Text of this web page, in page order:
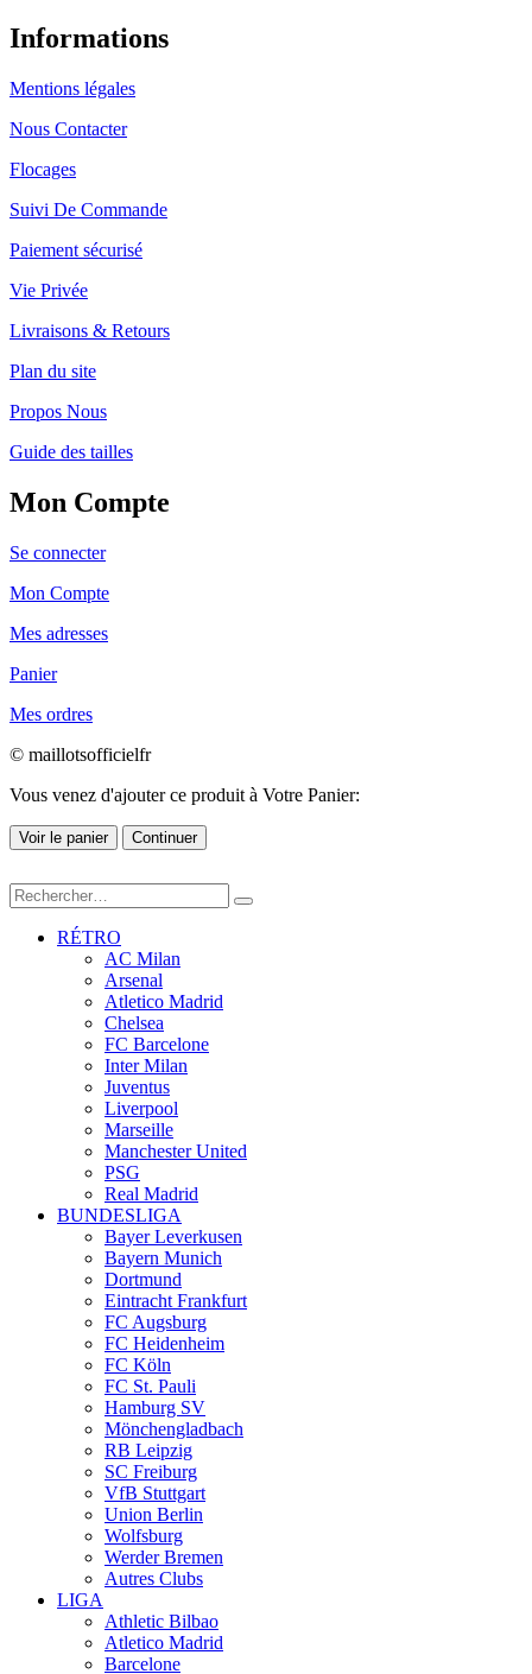
Informations
Mentions légales
Nous Contacter
Flocages
Suivi De Commande
Paiement sécurisé
Vie Privée
Livraisons & Retours
Plan du site
Propos Nous
Guide des tailles
Mon Compte
Se connecter
Mon Compte
Mes adresses
Panier
Mes ordres
© maillotsofficielfr
Vous venez d'ajouter ce produit à Votre Panier:
Voir le panier Continuer
RÉTRO
AC Milan
Arsenal
Atletico Madrid
Chelsea
FC Barcelone
Inter Milan
Juventus
Liverpool
Marseille
Manchester United
PSG
Real Madrid
BUNDESLIGA
Bayer Leverkusen
Bayern Munich
Dortmund
Eintracht Frankfurt
FC Augsburg
FC Heidenheim
FC Köln
FC St. Pauli
Hamburg SV
Mönchengladbach
RB Leipzig
SC Freiburg
VfB Stuttgart
Union Berlin
Wolfsburg
Werder Bremen
Autres Clubs
LIGA
Athletic Bilbao
Atletico Madrid
Barcelone